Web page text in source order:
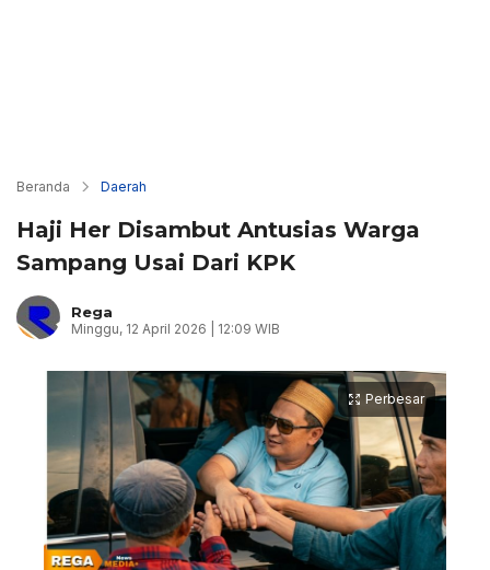
Beranda Daerah
Haji Her Disambut Antusias Warga
Sampang Usai Dari KPK
Rega
Minggu, 12 April 2026 | 12:09 WIB
Perbesar